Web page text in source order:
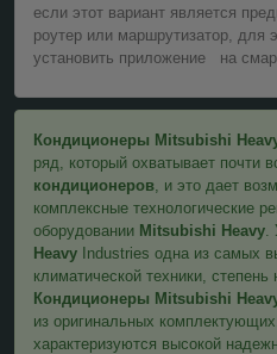
если этот вариант является
роутер или маршрутизатор, для
установить приложение на
Кондиционеры Mitsubishi
ряд, который охватывает почти
кондиционеров , и это дает
комплексные технологические
оборудовании Mitsubishi Heavy
Heavy Industries одна из самых
климатической техники,
Кондиционеры Mitsubishi
из оригинальных комплектующих.
характеризуются высокой